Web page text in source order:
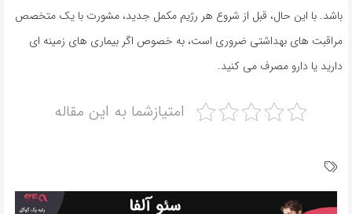
باشد. با این حال، قبل از شروع هر رژیم مکمل جدید، مشورت با یک متخصص
مراقبت های بهداشتی ضروری است، به خصوص اگر بیماری های زمینه ای
دارید یا دارو مصرف می کنید.
امتیازشما به این مقاله